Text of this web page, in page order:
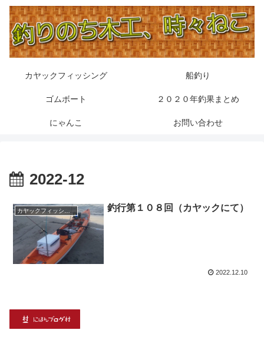
カヤックフィッシング 船釣り
ゴムボート ２０２０年釣果まとめ
にゃんこ お問い合わせ
2022-12
釣行第１０８回（カヤックにて）
2022.12.10